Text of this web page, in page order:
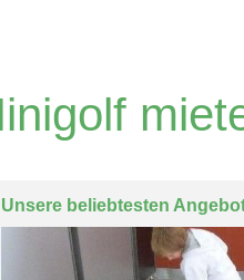
Unsere beliebtesten